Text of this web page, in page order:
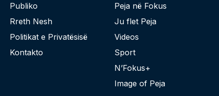
Publiko
Rreth Nesh
Politikat e Privatësisë
Kontakto
Peja në Fokus
Ju flet Peja
Videos
Sport
N’Fokus+
Image of Peja